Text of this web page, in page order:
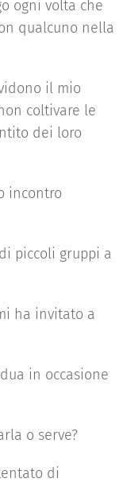
ogni volta che
qualcuno nella
il mio
coltivare le
dei loro
incontro
piccoli gruppi a
ha invitato a
in occasione
o serve?
di